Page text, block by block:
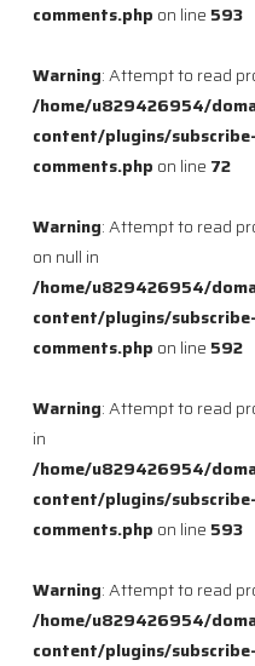
comments.php on line 593
Warning: Attempt to read
/home/u829426954/
content/plugins/
comments.php on line 72
Warning: Attempt to read
on null in
/home/u829426954/
content/plugins/
comments.php on line 592
Warning: Attempt to read
in
/home/u829426954/
content/plugins/
comments.php on line 593
Warning: Attempt to read
/home/u829426954/
content/plugins/